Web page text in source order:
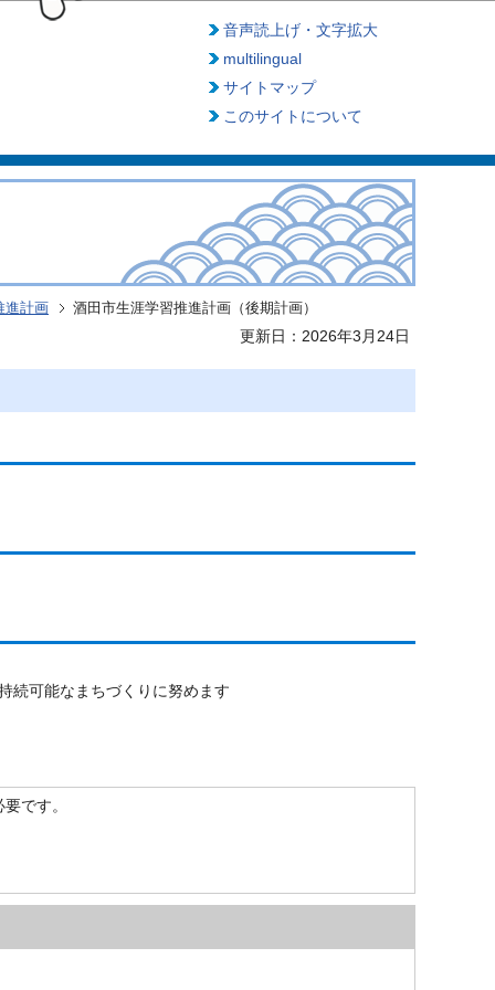
音声読上げ・文字拡大
multilingual
サイトマップ
このサイトについて
進計画 酒田市生涯学習推進計画（後期計画）
更新日：2026年3月24日
続可能なまちづくりに努めます
です。